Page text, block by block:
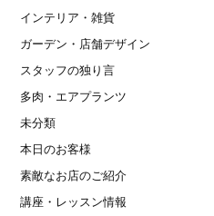
インテリア・雑貨
ガーデン・店舗デザイン
スタッフの独り言
多肉・エアプランツ
未分類
本日のお客様
素敵なお店のご紹介
講座・レッスン情報